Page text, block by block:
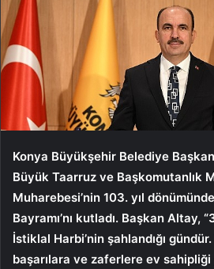
Konya Büyükşehir Belediye
Büyük Taarruz ve Başkomutanlık
Muharebesi’nin 103. yıl
Bayramı’nı kutladı. Başkan Altay,
İstiklal Harbi’nin şahlandığı
başarılara ve zaferlere ev sahipliği